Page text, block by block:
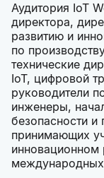
Аудитория IoT
директора,
развитию и
по
технические
IoT, цифровой
руководители
инженеры,
безопасности и
принимающих
инновационном